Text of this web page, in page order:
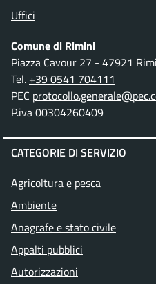
Uffici
Comune di Rimini
Piazza Cavour 27 - 47921
Tel. +39 0541 704111
PEC
P.iva 00304260409
CATEGORIE DI SERVIZIO
Agricoltura e pesca
Ambiente
Anagrafe e stato civile
Appalti pubblici
Autorizzazioni